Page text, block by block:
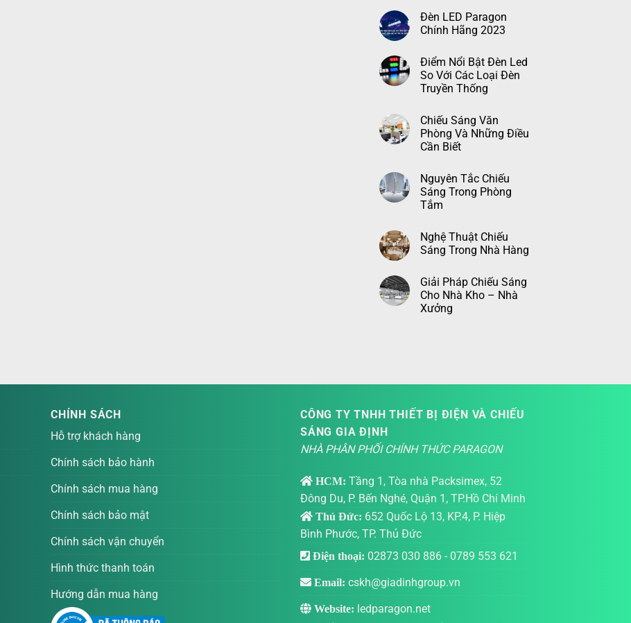
Đèn LED Paragon
Chính Hãng 2023
Điểm Nổi Bật Đèn Led
So Với Các Loại Đèn
Truyền Thống
Chiếu Sáng Văn
Phòng Và Những Điều
Cần Biết
Nguyên Tắc Chiếu
Sáng Trong Phòng
Tắm
Nghệ Thuật Chiếu
Sáng Trong Nhà Hàng
Giải Pháp Chiếu Sáng
Cho Nhà Kho – Nhà
Xưởng
CHÍNH SÁCH
Hỗ trợ khách hàng
Chính sách bảo hành
Chính sách mua hàng
Chính sách bảo mật
Chính sách vận chuyển
Hình thức thanh toán
Hướng dẫn mua hàng
CÔNG TY TNHH THIẾT BỊ ĐIỆN VÀ CHIẾU
SÁNG GIA ĐỊNH
NHÀ PHÂN PHỐI CHÍNH THỨC PARAGON
HCM: Tầng 1, Tòa nhà Packsimex, 52
Đông Du, P. Bến Nghé, Quận 1, TP.Hồ Chí Minh
Thủ Đức: 652 Quốc Lộ 13, KP.4, P. Hiệp
Bình Phước, TP. Thủ Đức
Điện thoại: 02873 030 886 - 0789 553 621
Email: cskh@giadinhgroup.vn
Website: ledparagon.net